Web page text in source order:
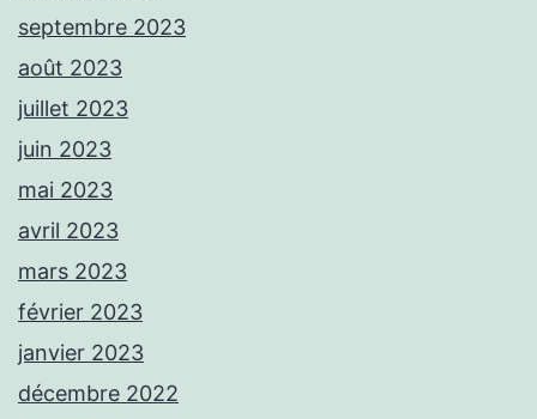
septembre 2023
août 2023
juillet 2023
juin 2023
mai 2023
avril 2023
mars 2023
février 2023
janvier 2023
décembre 2022